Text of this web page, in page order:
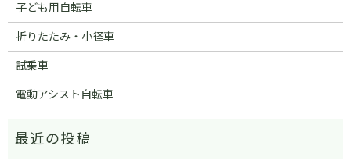
子ども用自転車
折りたたみ・小径車
試乗車
電動アシスト自転車